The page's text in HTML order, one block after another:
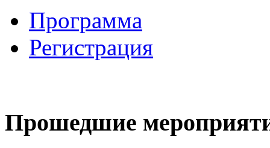
Программа
Регистрация
Прошедшие